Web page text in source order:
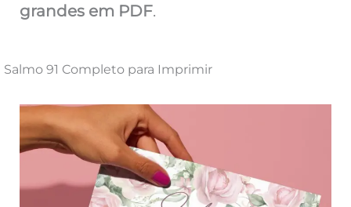
grandes em PDF.
Salmo 91 Completo para Imprimir